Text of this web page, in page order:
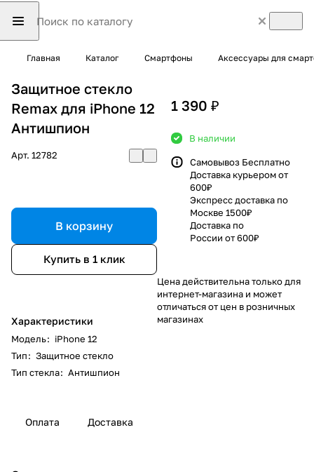
Главная Каталог Смартфоны Аксессуары для
Защитное стекло
Remax для iPhone 12
Антишпион
Арт. 12782
В корзину
Купить в 1 клик
Характеристики
Модель: iPhone 12
Тип: Защитное стекло
Тип стекла: Антишпион
1 390 ₽
В наличии
Самовывоз Бесплатно
Доставка курьером от
600₽
Экспресс доставка по
Москве 1500₽
Доставка по
России от 600₽
Цена действительна только для
интернет-магазина и может
отличаться от цен в розничных
магазинах
Оплата Доставка